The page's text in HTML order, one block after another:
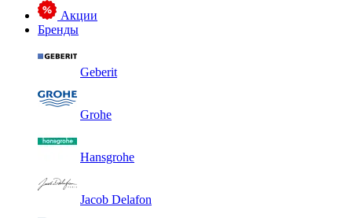
Акции
Бренды
Geberit
Grohe
Hansgrohe
Jacob Delafon